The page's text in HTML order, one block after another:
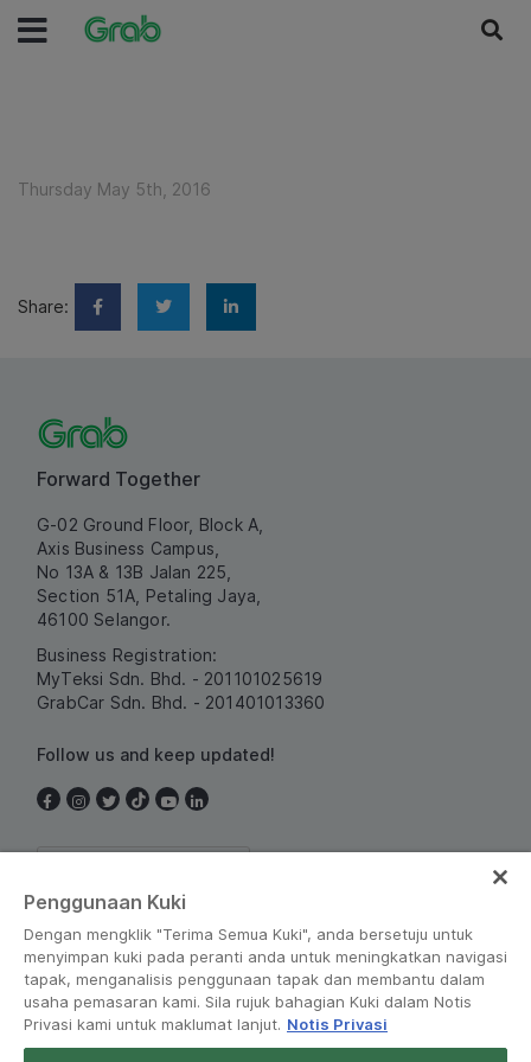
Thursday May 5th, 2016
Share:
Forward Together
G-02 Ground Floor, Block A,
Axis Business Campus,
No 13A & 13B Jalan 225,
Section 51A, Petaling Jaya,
46100 Selangor.
Business Registration:
MyTeksi Sdn. Bhd. - 201101025619
GrabCar Sdn. Bhd. - 201401013360
Follow us and keep updated!
Penggunaan Kuki
Dengan mengklik "Terima Semua Kuki", anda bersetuju untuk
menyimpan kuki pada peranti anda untuk meningkatkan navigasi
tapak, menganalisis penggunaan tapak dan membantu dalam
usaha pemasaran kami. Sila rujuk bahagian Kuki dalam Notis
Privasi kami untuk maklumat lanjut. Notis Privasi